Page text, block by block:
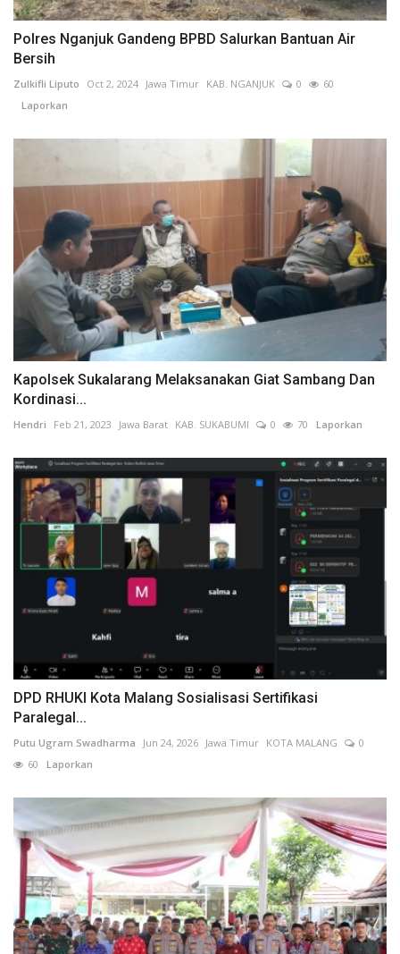
Polres Nganjuk Gandeng BPBD Salurkan Bantuan Air
Bersih
Zulkifli Liputo Oct 2, 2024 Jawa Timur KAB. NGANJUK 0
60
Laporkan
Kapolsek Sukalarang Melaksanakan Giat Sambang Dan
Kordinasi...
Hendri Feb 21, 2023 Jawa Barat KAB. SUKABUMI 0 70 Laporkan
DPD RHUKI Kota Malang Sosialisasi Sertifikasi
Paralegal...
Putu Ugram Swadharma Jun 24, 2026 Jawa Timur KOTA MALANG
0
60 Laporkan